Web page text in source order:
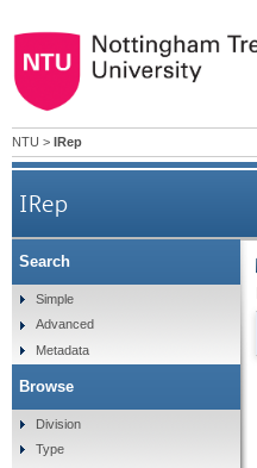
NTU > IRep
IRep
Search
Simple
Advanced
Metadata
Browse
Division
Type